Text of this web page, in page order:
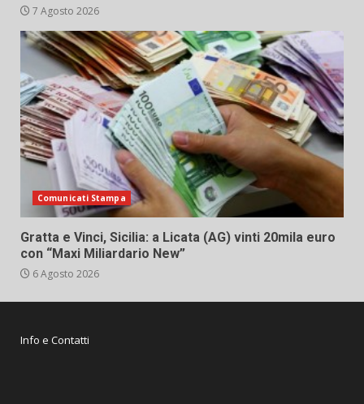
7 Agosto 2026
Comunicati Stampa
Gratta e Vinci, Sicilia: a Licata (AG) vinti 20mila euro
con “Maxi Miliardario New”
6 Agosto 2026
Info e Contatti